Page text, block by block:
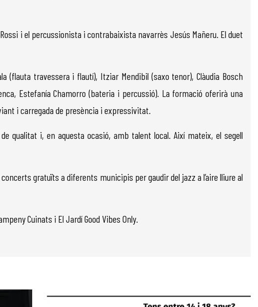
i el percussionista i contrabaixista navarrès Jesús Mañeru. El duet
(flauta travessera i flautí), Itziar Mendibil (saxo tenor), Clàudia Bosch
Estefanía Chamorro (bateria i percussió). La formació oferirà una
i carregada de presència i expressivitat.
qualitat i, en aquesta ocasió, amb talent local. Així mateix, el segell
gratuïts a diferents municipis per gaudir del jazz a l’aire lliure al
Cuinats i El Jardí Good Vibes Only.